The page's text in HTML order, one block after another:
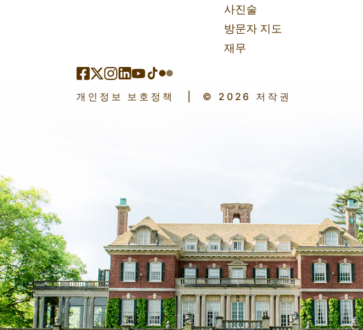
사진술
방문자 지도
재무
개인정보 보호정책 © 2026 저작권